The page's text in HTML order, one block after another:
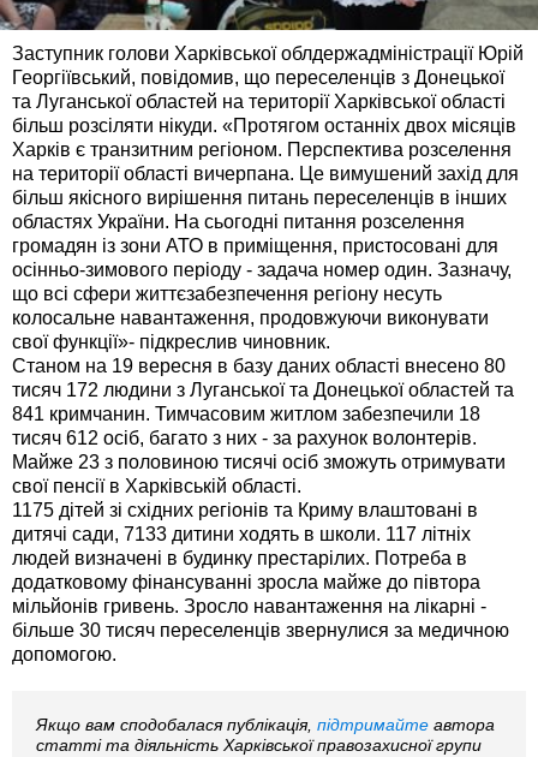
Заступник голови Харківської облдержадміністрації Юрій
Георгіївський, повідомив, що переселенців з Донецької
та Луганської областей на території Харківської області
більш розсіляти нікуди. «Протягом останніх двох місяців
Харків є транзитним регіоном. Перспектива розселення
на території області вичерпана. Це вимушений захід для
більш якісного вирішення питань переселенців в інших
областях України. На сьогодні питання розселення
громадян із зони АТО в приміщення, пристосовані для
осінньо-зимового періоду - задача номер один. Зазначу,
що всі сфери життєзабезпечення регіону несуть
колосальне навантаження, продовжуючи виконувати
свої функції»- підкреслив чиновник.
Станом на 19 вересня в базу даних області внесено 80
тисяч 172 людини з Луганської та Донецької областей та
841 кримчанин. Тимчасовим житлом забезпечили 18
тисяч 612 осіб, багато з них - за рахунок волонтерів.
Майже 23 з половиною тисячі осіб зможуть отримувати
свої пенсії в Харківській області.
1175 дітей зі східних регіонів та Криму влаштовані в
дитячі сади, 7133 дитини ходять в школи. 117 літніх
людей визначені в будинку престарілих. Потреба в
додатковому фінансуванні зросла майже до півтора
мільйонів гривень. Зросло навантаження на лікарні -
більше 30 тисяч переселенців звернулися за медичною
допомогою.
Якщо вам сподобалася публікація, підтримайте автора
статті та діяльність Харківської правозахисної групи